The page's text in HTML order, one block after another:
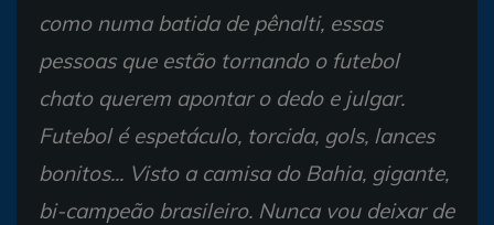
como numa batida de pênalti, essas
pessoas que estão tornando o futebol
chato querem apontar o dedo e julgar.
Futebol é espetáculo, torcida, gols, lances
bonitos... Visto a camisa do Bahia, gigante,
bi-campeão brasileiro. Nunca vou deixar de